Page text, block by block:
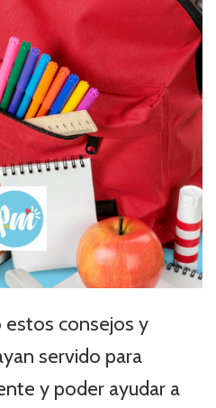
estos consejos y
servido para
y poder ayudar a